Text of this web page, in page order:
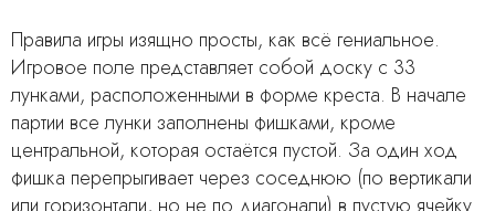
Правила игры изящно просты, как всё гениальное.
Игровое поле представляет собой доску с 33
лунками, расположенными в форме креста. В начале
партии все лунки заполнены фишками, кроме
центральной, которая остаётся пустой. За один ход
фишка перепрыгивает через соседнюю (по вертикали